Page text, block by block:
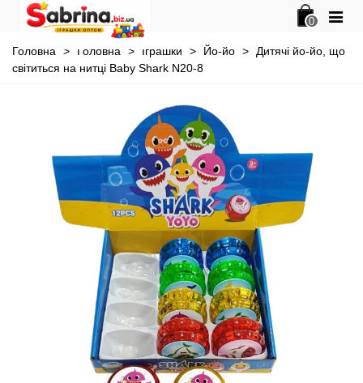
0
Головна > Головна > Іграшки > Йо-йо >
Дитячі йо-йо, що
світиться на нитці Baby Shark N20-8